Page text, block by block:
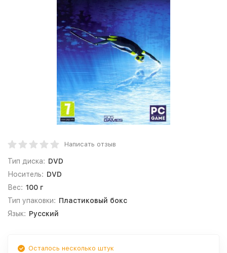
Написать отзыв
Тип диска: DVD
Носитель: DVD
Вес: 100 г
Тип упаковки: Пластиковый бокс
Язык: Русский
Осталось несколько штук